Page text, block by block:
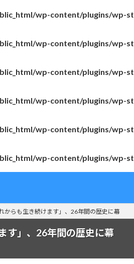
wp-content/plugins/wp-
wp-content/plugins/wp-
wp-content/plugins/wp-
wp-content/plugins/wp-
wp-content/plugins/wp-
wp-content/plugins/wp-
らも生き続けます」、26年間の歴史に幕
す」、26年間の歴史に幕